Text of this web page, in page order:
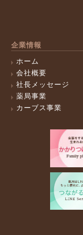
企業情報
ホーム
会社概要
社長メッセージ
薬局事業
カーブス事業